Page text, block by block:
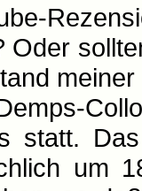
Oder
statt.
um